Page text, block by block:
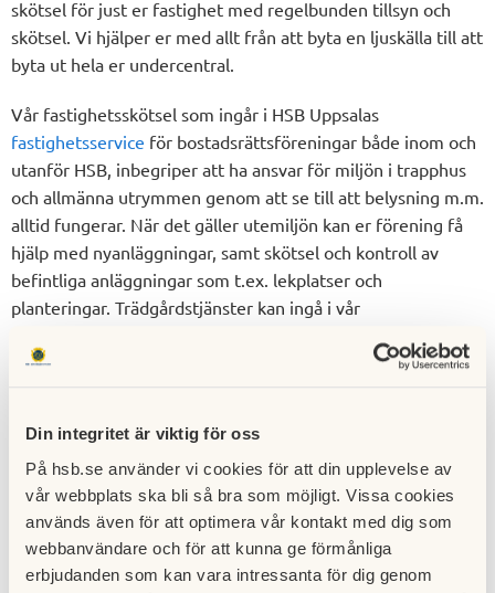
Din integritet är viktig för oss
På hsb.se använder vi cookies för att din upplevelse av
vår webbplats ska bli så bra som möjligt. Vissa cookies
används även för att optimera vår kontakt med dig som
webbanvändare och för att kunna ge förmånliga
erbjudanden som kan vara intressanta för dig genom
skötsel för just er fastighet med regelbunden tillsyn och
skötsel. Vi hjälper er med allt från att byta en ljuskälla till att
byta ut hela er undercentral.
Vår fastighetsskötsel som ingår i HSB Uppsalas
fastighetsservice för bostadsrättsföreningar både inom och
utanför HSB, inbegriper att ha ansvar för miljön i trapphus
och allmänna utrymmen genom att se till att belysning m.m.
alltid fungerar. När det gäller utemiljön kan er förening få
hjälp med nyanläggningar, samt skötsel och kontroll av
befintliga anläggningar som t.ex. lekplatser och
planteringar. Trädgårdstjänster kan ingå i vår
typer av mindre reparationer kan utföras av våra
Vi ger stöd i fastighetens löpande förvaltning genom våra
fastighetsförvaltare. Med vårt fastighetsförvaltaravtal får ni
en resurs som fungerar som styrelsens förlängda arm.
Förvaltaren ger er i styrelsen den kontinuitet och
framförhållning som behövs.